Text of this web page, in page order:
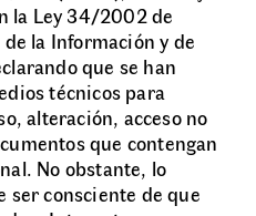
la Ley 34/2002 de
la Información y de
que se han
técnicos para
alteración, acceso no
que contengan
No obstante, lo
ser consciente de que